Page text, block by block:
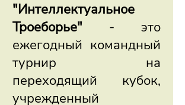
"Интеллектуальное
Троеборье" - это
ежегодный командный
турнир на
переходящий кубок,
учрежденный